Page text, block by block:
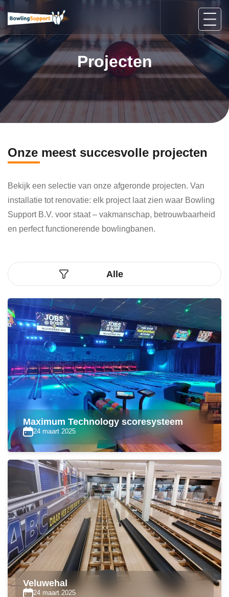
Projecten
Onze meest succesvolle projecten
Bekijk een selectie van onze afgeronde projecten. Van
installatie tot renovatie: elk project laat zien waar Bowling
Support B.V. voor staat – vakmanschap, betrouwbaarheid
en perfect functionerende bowlingbanen.
Maximum Technology scoresysteem
24 maart 2025
Veluwehal
24 maart 2025